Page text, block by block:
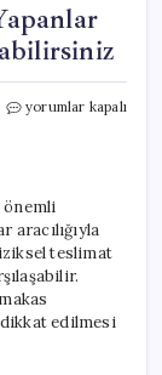
Bankalardan
Sürprizlerle
Karşılaşabilirsiniz
için
yorumlar kapalı
önemli
teslimat
dikkat edilmesi